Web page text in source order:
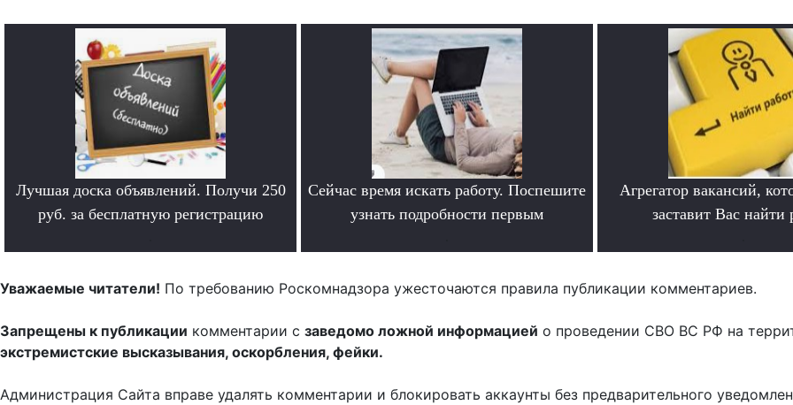
Лучшая доска объявлений. Получи 250
руб. за бесплатную регистрацию
Сейчас время искать работу. Поспешите
узнать подробности первым
Агрегатор вакансий,
заставит Вас найти
Уважаемые читатели! По требованию Роскомнадзора ужесточаются правила публикации комментариев.
Запрещены к публикации комментарии с заведомо ложной информацией о проведении СВО ВС РФ на
экстремистские высказывания, оскорбления, фейки.
Администрация Сайта вправе удалять комментарии и блокировать аккаунты без предварительного